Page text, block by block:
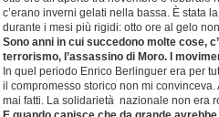
c’erano inverni gelati nella bassa. È stata
durante i mesi più rigidi: otto ore al gelo
Sono anni in cui succedono molte cose,
terrorismo, l’assassino di Moro. I
In quel periodo Enrico Berlinguer era per
il compromesso storico non mi
mai fatti. La solidarietà nazionale non era